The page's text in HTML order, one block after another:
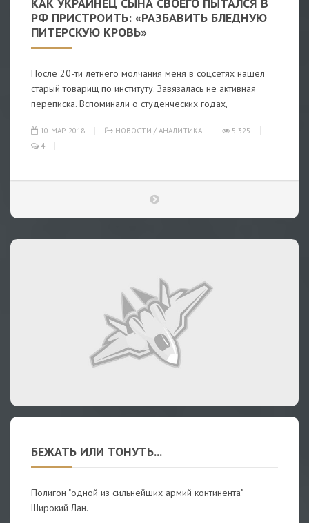
КАК УКРАИНЕЦ СЫНА СВОЕГО ПЫТАЛСЯ В
РФ ПРИСТРОИТЬ: «РАЗБАВИТЬ БЛЕДНУЮ
ПИТЕРСКУЮ КРОВЬ»
После 20-ти летнего молчания меня в соцсетях нашёл
старый товарищ по институту. Завязалась не активная
переписка. Вспоминали о студенческих годах,
10-МАР-2018 НОВОСТИ / АНАЛИТИКА
5 325
4
БЕЖАТЬ ИЛИ ТОНУТЬ...
Полигон "одной из сильнейших армий континента"
Широкий Лан.